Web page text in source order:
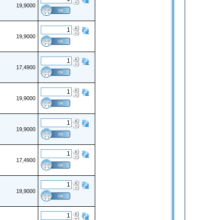
19,9000
19,9000
17,4900
19,9000
19,9000
17,4900
19,9000